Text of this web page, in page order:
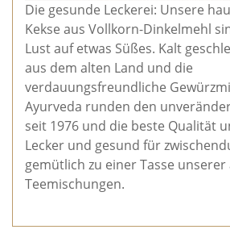
Die gesunde Leckerei: Unsere
Kekse aus Vollkorn-Dinkelmehl
Lust auf etwas Süßes. Kalt
aus dem alten Land und die
verdauungsfreundliche
Ayurveda runden den
seit 1976 und die beste Qualität
Lecker und gesund für
gemütlich zu einer Tasse
Teemischungen.